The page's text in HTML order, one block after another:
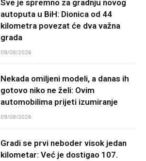
Sve je spremno za gradnju novog
autoputa u BiH: Dionica od 44
kilometra povezat će dva važna
grada
09/08/2026
Nekada omiljeni modeli, a danas ih
gotovo niko ne želi: Ovim
automobilima prijeti izumiranje
09/08/2026
Gradi se prvi neboder visok jedan
kilometar: Već je dostigao 107.